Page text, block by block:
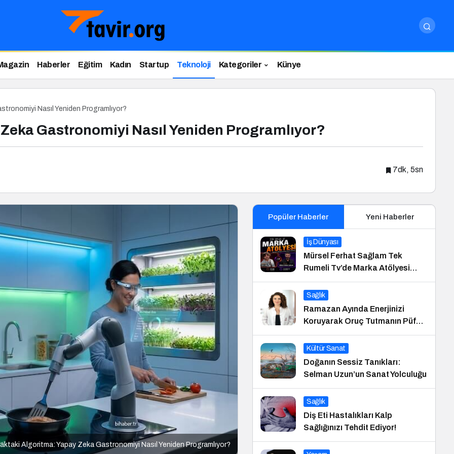
Haberler Eğitim Kadın Startup Teknoloji Kategoriler Künye
Nasıl Yeniden Programlıyor?
Gastronomiyi Nasıl Yeniden Programlıyor?
7dk, 5sn
Algoritma: Yapay Zeka Gastronomiyi Nasıl Yeniden Programlıyor?
Popüler Haberler Yeni Haberler
İş Dünyası
Mürsel Ferhat Sağlam Tek
Rumeli Tv’de Marka Atölyesi
Programına Konuk Oldu
Sağlık
Ramazan Ayında Enerjinizi
Koruyarak Oruç Tutmanın Püf
Noktaları
Kültür Sanat
Doğanın Sessiz Tanıkları:
Selman Uzun’un Sanat Yolculuğu
Sağlık
Diş Eti Hastalıkları Kalp
Sağlığınızı Tehdit Ediyor!